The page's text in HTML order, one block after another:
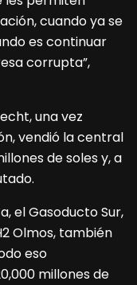
cuando ya se
es continuar
corrupta”,
una vez
vendió la central
de soles y, a
el Gasoducto Sur,
Olmos, también
eso
millones de